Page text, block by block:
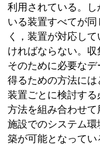
利用されている。
いる装置すべてが
く，装置が対応し
ければならない。収
そのために必要な
得るための方法に
装置ごとに検討す
方法を組み合わせ
施設でのシステム
築が可能となってい